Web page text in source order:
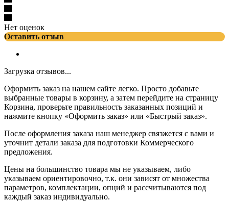
Нет оценок
Оставить отзыв
Загрузка отзывов...
Оформить заказ на нашем сайте легко. Просто добавьте
выбранные товары в корзину, а затем перейдите на страницу
Корзина, проверьте правильность заказанных позиций и
нажмите кнопку «Оформить заказ» или «Быстрый заказ».
После оформления заказа наш менеджер связжется с вами и
уточнит детали заказа для подготовки Коммерческого
предложения.
Цены на большинство товара мы не указываем, либо
указываем ориентировочно, т.к. они зависят от множества
параметров, комплектации, опций и рассчитываются под
каждый заказ индивидуально.